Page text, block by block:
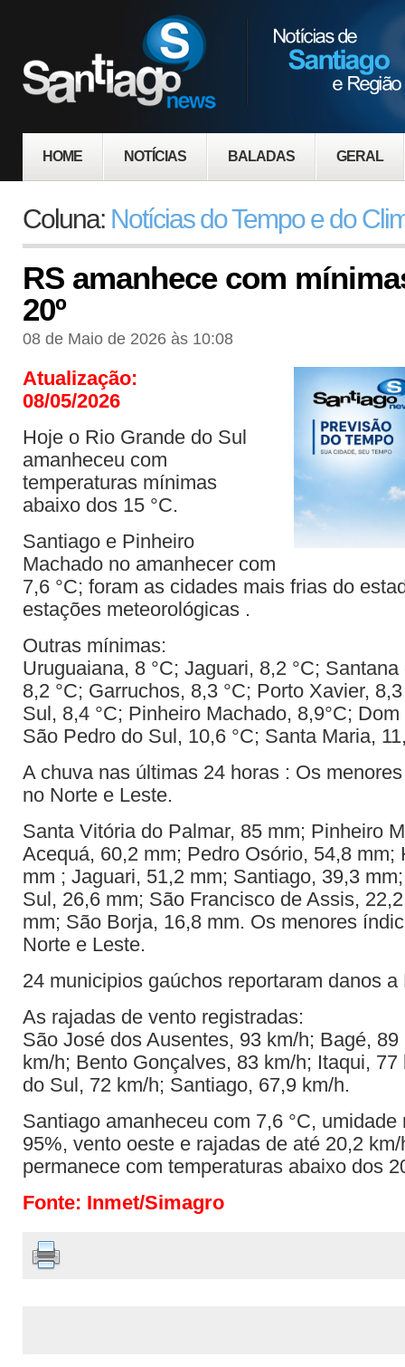
HOME NOTÍCIAS BALADAS GERAL
Coluna: Notícias do Tempo e do
RS amanhece com
20º
08 de Maio de 2026 às 10:08
Atualização:
08/05/2026
Hoje o Rio Grande do Sul
amanheceu com
temperaturas mínimas
abaixo dos 15 °C.
Santiago e Pinheiro
Machado no amanhecer com
7,6 °C; foram as cidades mais frias do
estações meteorológicas .
Outras mínimas:
Uruguaiana, 8 °C; Jaguari, 8,2 °C;
8,2 °C; Garruchos, 8,3 °C; Porto Xavier,
Sul, 8,4 °C; Pinheiro Machado, 8,9°C;
São Pedro do Sul, 10,6 °C; Santa Maria,
A chuva nas últimas 24 horas : Os
no Norte e Leste.
Santa Vitória do Palmar, 85 mm; Pinheiro
Acequá, 60,2 mm; Pedro Osório, 54,8 mm;
mm ; Jaguari, 51,2 mm; Santiago, 39,3
Sul, 26,6 mm; São Francisco de Assis,
mm; São Borja, 16,8 mm. Os menores
Norte e Leste.
24 municipios gaúchos reportaram danos
As rajadas de vento registradas:
São José dos Ausentes, 93 km/h; Bagé, 89
km/h; Bento Gonçalves, 83 km/h; Itaqui,
do Sul, 72 km/h; Santiago, 67,9 km/h.
Santiago amanheceu com 7,6 °C, umidade
95%, vento oeste e rajadas de até 20,2
permanece com temperaturas abaixo dos
Fonte: Inmet/Simagro